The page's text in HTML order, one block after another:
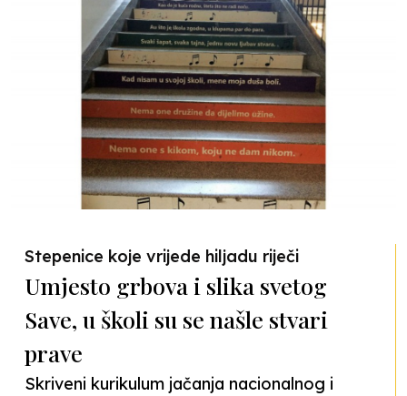
Stepenice koje vrijede hiljadu riječi
Umjesto grbova i slika svetog
Save, u školi su se našle stvari
prave
Skriveni kurikulum jačanja nacionalnog i